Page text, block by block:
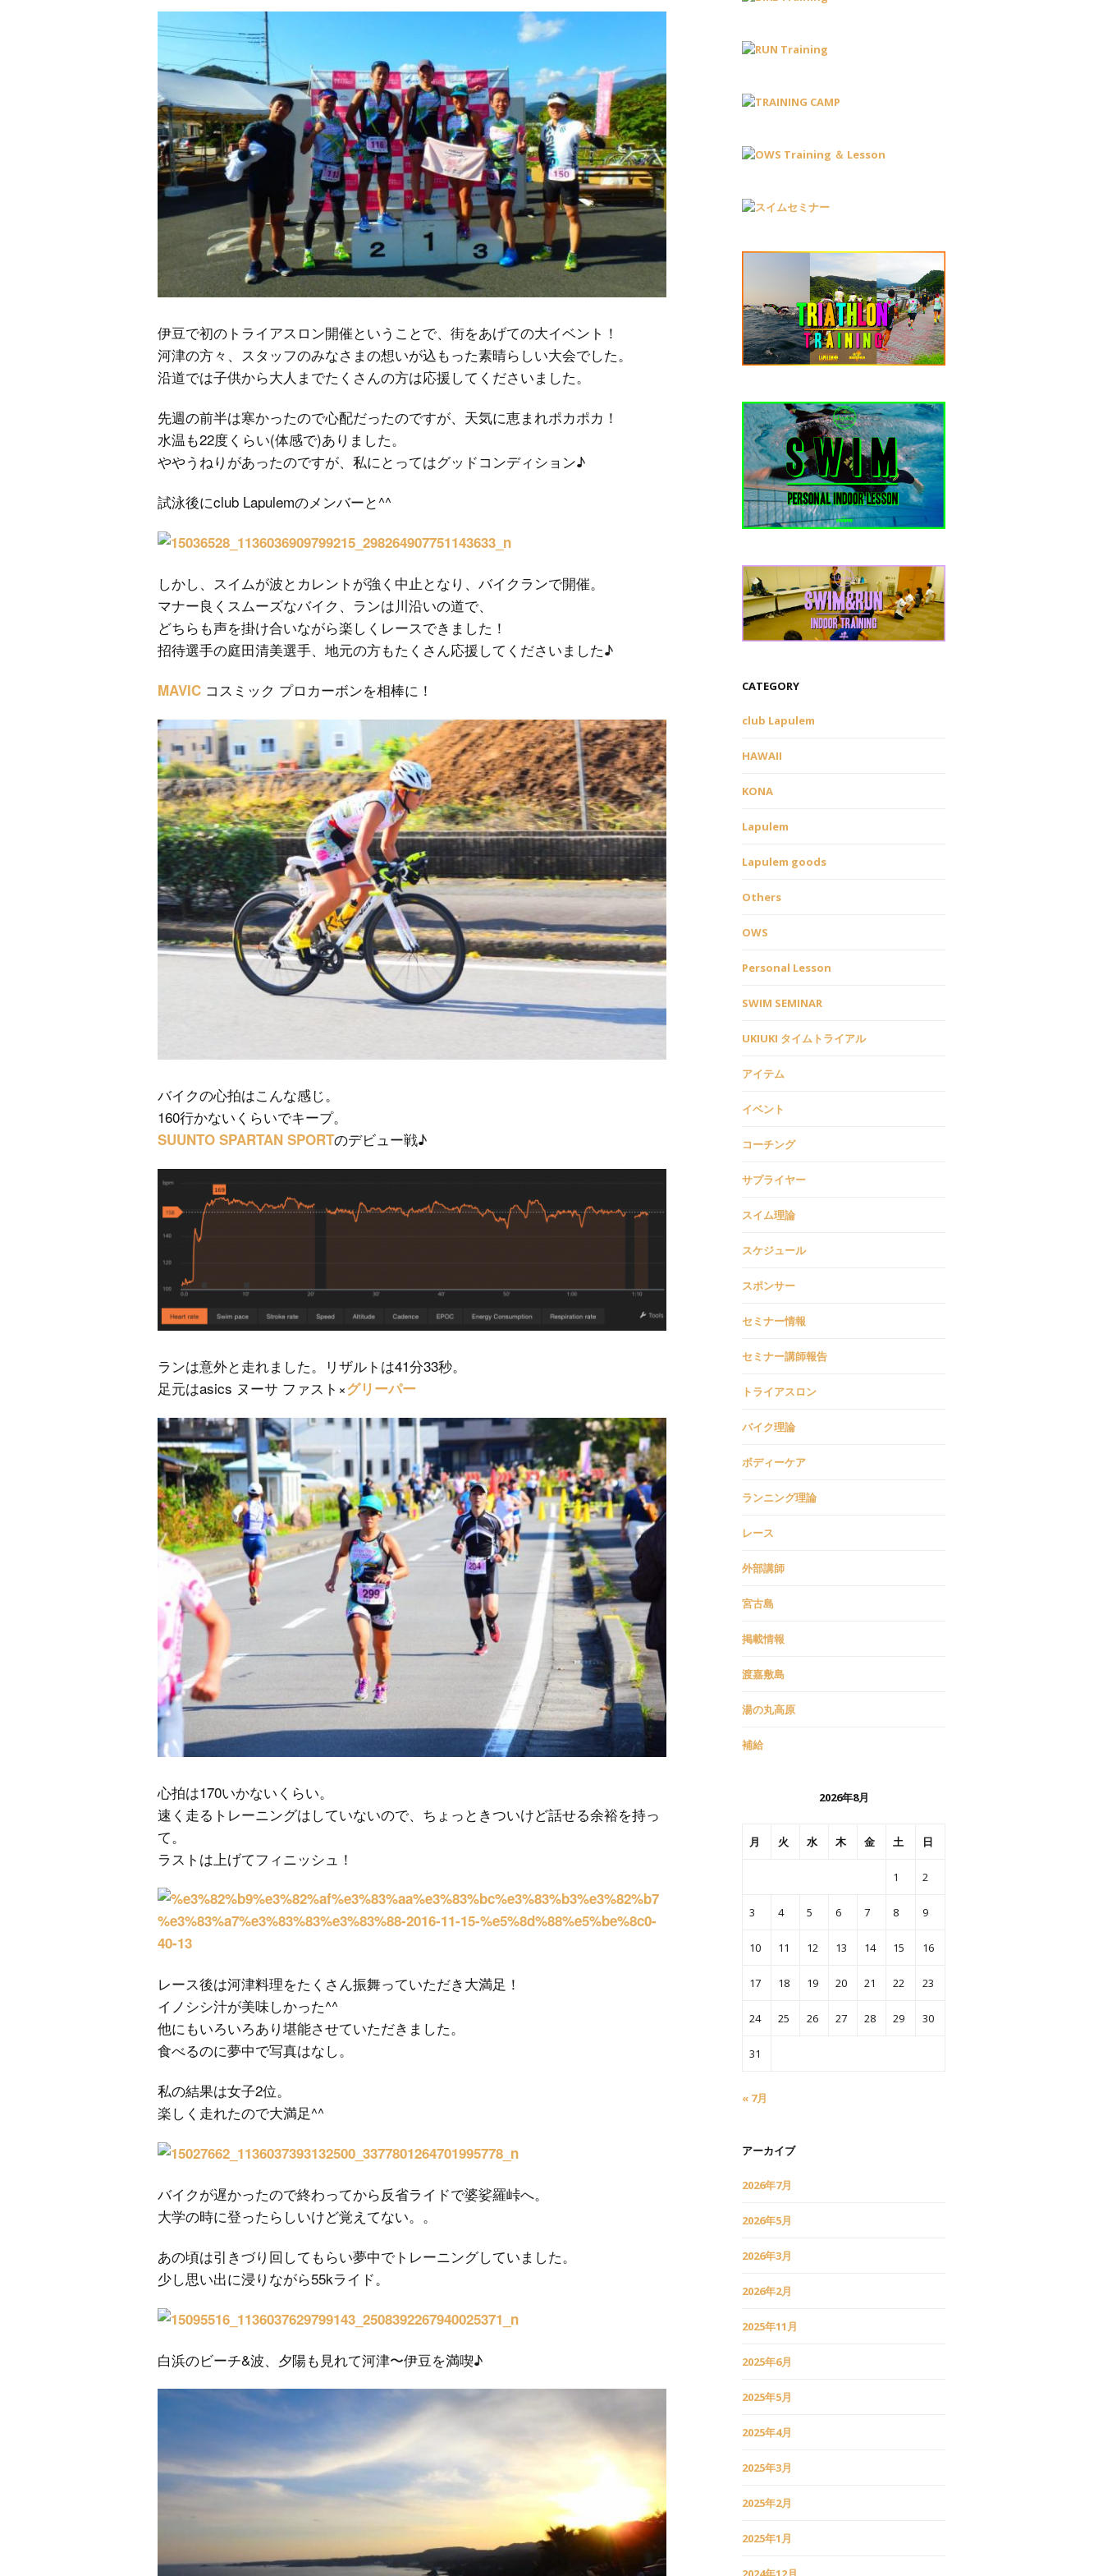
TRIATHLON TRAINING
SWIM Training
BIKE Training
RUN Training
INDOOR Training
TRAINING CAMP
SWIM INDOOR
PERSONAL LESSON
伊豆で初のトライアスロン開催ということで、街をあげての大イベント！
河津の方々、スタッフのみなさまの想いが込もった素晴らしい大会でした。
沿道では子供から大人までたくさんの方は応援してくださいました。
先週の前半は寒かったので心配だったのですが、天気に恵まれポカポカ！
水温も22度くらい(体感で)ありました。
ややうねりがあったのですが、私にとってはグッドコンディション♪
試泳後にclub Lapulemのメンバーと^^
しかし、スイムが波とカレントが強く中止となり、バイクランで開催。
マナー良くスムーズなバイク、ランは川沿いの道で、
どちらも声を掛け合いながら楽しくレースできました！
招待選手の庭田清美選手、地元の方もたくさん応援してくださいました♪
MAVIC コスミック プロカーボンを相棒に！
バイクの心拍はこんな感じ。
160行かないくらいでキープ。
SUUNTO SPARTAN SPORTのデビュー戦♪
ランは意外と走れました。リザルトは41分33秒。
足元はasics ヌーサ ファスト×グリーパー
心拍は170いかないくらい。
速く走るトレーニングはしていないので、ちょっときついけど話せる余裕を持っ
て。
ラストは上げてフィニッシュ！
レース後は河津料理をたくさん振舞っていただき大満足！
イノシシ汁が美味しかった^^
他にもいろいろあり堪能させていただきました。
食べるのに夢中で写真はなし。
私の結果は女子2位。
楽しく走れたので大満足^^
バイクが遅かったので終わってから反省ライドで婆娑羅峠へ。
大学の時に登ったらしいけど覚えてない。。
あの頃は引きづり回してもらい夢中でトレーニングしていました。
少し思い出に浸りながら55kライド。
白浜のビーチ&波、夕陽も見れて河津〜伊豆を満喫♪
CATEGORY
club Lapulem
HAWAII
KONA
Lapulem
Lapulem goods
Others
OWS
Personal Lesson
SWIM SEMINAR
UKIUKI タイムトライアル
アイテム
イベント
コーチング
サプライヤー
スイム理論
スケジュール
スポンサー
セミナー情報
セミナー講師報告
トライアスロン
バイク理論
ボディーケア
ランニング理論
レース
外部講師
宮古島
掲載情報
渡嘉敷島
湯の丸高原
補給
2026年8月
月 火 水 木 金 土 日
1 2
3 4 5 6 7 8 9
10 11 12 13 14 15 16
17 18 19 20 21 22 23
24 25 26 27 28 29 30
31
« 7月
アーカイブ
2026年7月
2026年5月
2026年3月
2026年2月
2025年11月
2025年6月
2025年5月
2025年4月
2025年3月
2025年2月
2025年1月